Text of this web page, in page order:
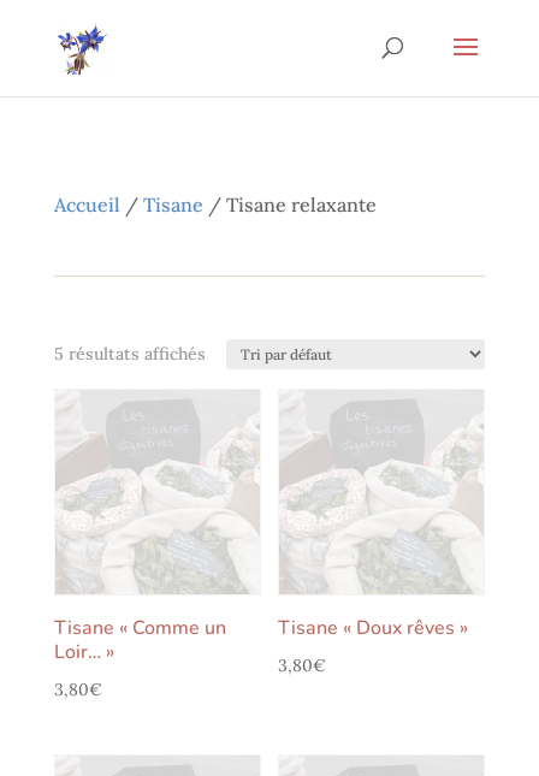
Accueil / Tisane / Tisane relaxante
5 résultats affichés
Tisane « Comme un
Loir… »
3,80€
Tisane « Doux rêves »
3,80€